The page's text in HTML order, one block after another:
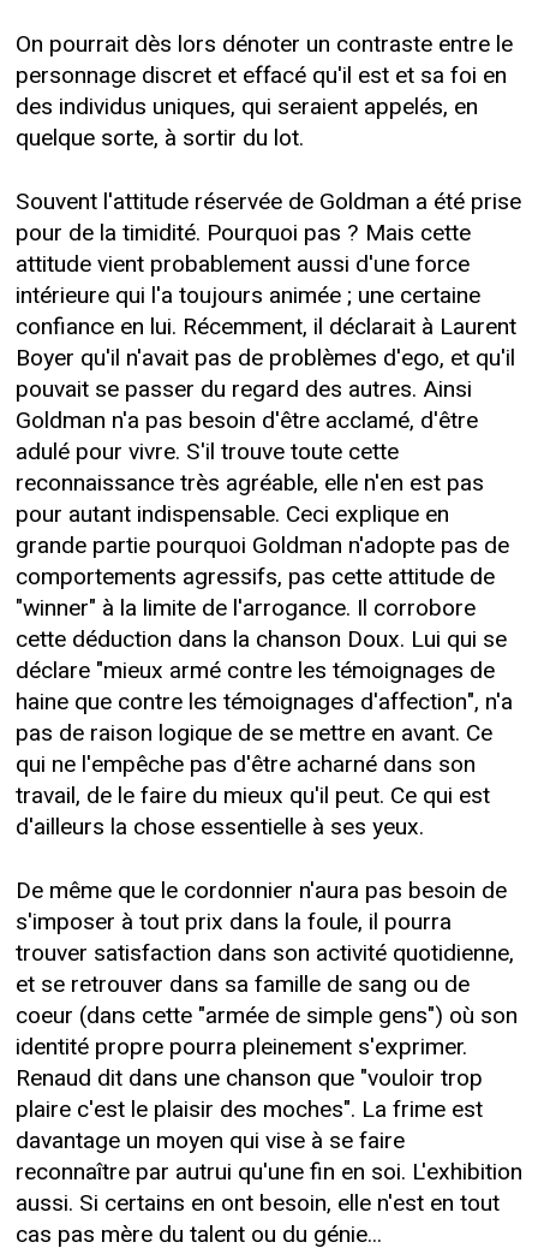
On pourrait dès lors dénoter un contraste entre le
personnage discret et effacé qu'il est et sa foi en
des individus uniques, qui seraient appelés, en
quelque sorte, à sortir du lot.
Souvent l'attitude réservée de Goldman a été prise
pour de la timidité. Pourquoi pas ? Mais cette
attitude vient probablement aussi d'une force
intérieure qui l'a toujours animée ; une certaine
confiance en lui. Récemment, il déclarait à Laurent
Boyer qu'il n'avait pas de problèmes d'ego, et qu'il
pouvait se passer du regard des autres. Ainsi
Goldman n'a pas besoin d'être acclamé, d'être
adulé pour vivre. S'il trouve toute cette
reconnaissance très agréable, elle n'en est pas
pour autant indispensable. Ceci explique en
grande partie pourquoi Goldman n'adopte pas de
comportements agressifs, pas cette attitude de
"winner" à la limite de l'arrogance. Il corrobore
cette déduction dans la chanson Doux. Lui qui se
déclare "mieux armé contre les témoignages de
haine que contre les témoignages d'affection", n'a
pas de raison logique de se mettre en avant. Ce
qui ne l'empêche pas d'être acharné dans son
travail, de le faire du mieux qu'il peut. Ce qui est
d'ailleurs la chose essentielle à ses yeux.
De même que le cordonnier n'aura pas besoin de
s'imposer à tout prix dans la foule, il pourra
trouver satisfaction dans son activité quotidienne,
et se retrouver dans sa famille de sang ou de
coeur (dans cette "armée de simple gens") où son
identité propre pourra pleinement s'exprimer.
Renaud dit dans une chanson que "vouloir trop
plaire c'est le plaisir des moches". La frime est
davantage un moyen qui vise à se faire
reconnaître par autrui qu'une fin en soi. L'exhibition
aussi. Si certains en ont besoin, elle n'est en tout
cas pas mère du talent ou du génie...